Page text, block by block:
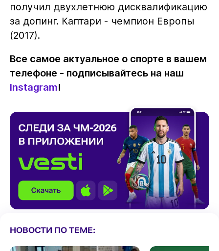
получил двухлетнюю дисквалификацию
за допинг. Каптари - чемпион Европы
(2017).
Все самое актуальное о спорте в вашем
телефоне - подписывайтесь на наш
Instagram!
НОВОСТИ ПО ТЕМЕ: